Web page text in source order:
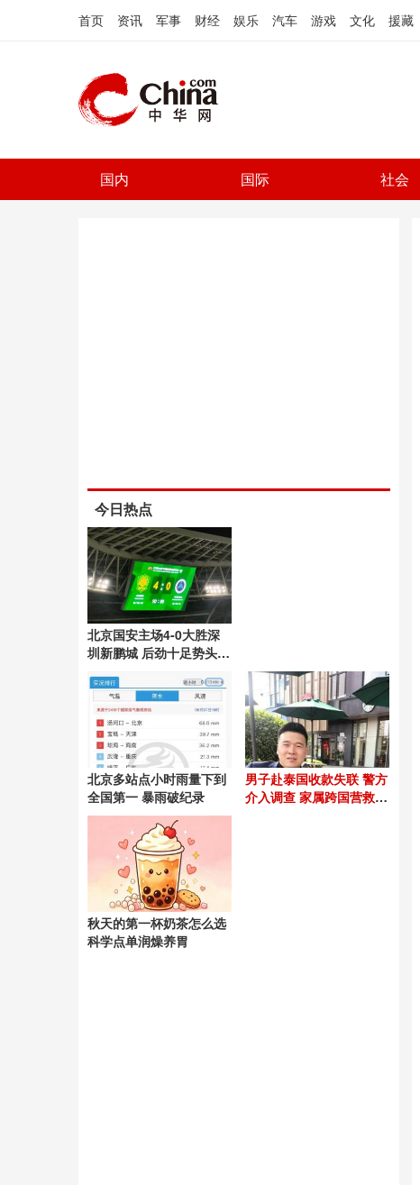
首页 资讯 军事 财经 娱乐 汽车 游戏 文化 援藏
国内 国际 社会
今日热点
北京国安主场4-0大胜深
圳新鹏城 后劲十足势头良
北京多站点小时雨量下到
全国第一 暴雨破纪录
男子赴泰国收款失联 警方
介入调查 家属跨国营救54
秋天的第一杯奶茶怎么选
科学点单润燥养胃